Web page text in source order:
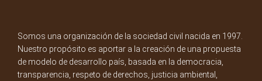
Somos una organización de la sociedad civil nacida en 1997.
Nuestro propósito es aportar a la creación de una propuesta
de modelo de desarrollo país, basada en la democracia,
transparencia, respeto de derechos, justicia ambiental,